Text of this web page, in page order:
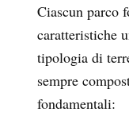
Ciascun parco
caratteristiche
tipologia di
sempre
fondamentali: